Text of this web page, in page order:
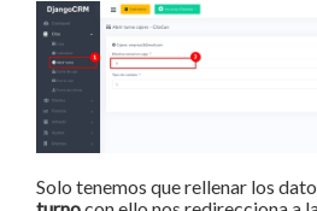
Solo tenemos que rellenar los